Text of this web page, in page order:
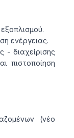
ενέργειας.
- διαχείρισης
πιστοποίηση
(νέο